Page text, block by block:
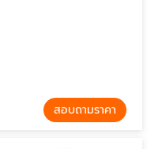
สอบถามราคา